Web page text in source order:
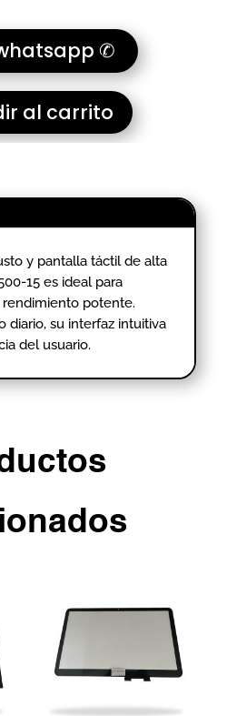
✆
al carrito
y pantalla táctil de alta
15 es ideal para
potente.
diario, su interfaz intuitiva
del usuario.